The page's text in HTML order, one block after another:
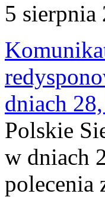
5 sierpnia
dniach
Polskie
w dniach
polecenia